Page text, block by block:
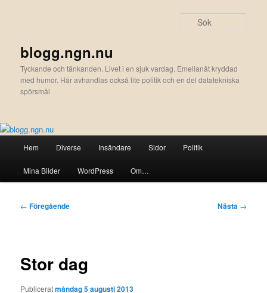
blogg.ngn.nu
Tyckande och tänkanden. Livet i en sjuk vardag. Emellanåt kryddad
med humor. Här avhandlas också lite politik och en del datatekniska
spörsmål
Hem Diverse Insändare Sidor Politik
Mina Bilder WordPress Om…
Inläggsnavigering
← Föregående Nästa →
Stor dag
Publiceratmåndag 5 augusti 2013